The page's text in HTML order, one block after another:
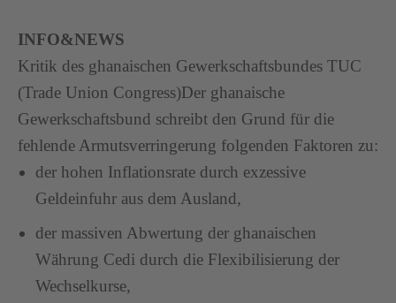
INFO&NEWS
Kritik des ghanaischen Gewerkschaftsbundes TUC
(Trade Union Congress)Der ghanaische
Gewerkschaftsbund schreibt den Grund für die
fehlende Armutsverringerung folgenden Faktoren zu:
der hohen Inflationsrate durch exzessive
Geldeinfuhr aus dem Ausland,
der massiven Abwertung der ghanaischen
Währung Cedi durch die Flexibilisierung der
Wechselkurse,